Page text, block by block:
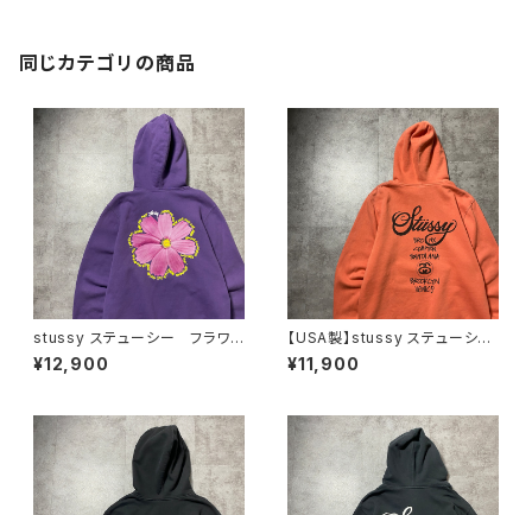
同じカテゴリの商品
stussy ステューシー フラワ
ー グラフィック バックプリン
ト パープル スウェット パー
¥12,900
【USA製】stussy ステューシ
ー ワールドツアー バックプリ
ント オレンジ スウェット パ
¥11,900